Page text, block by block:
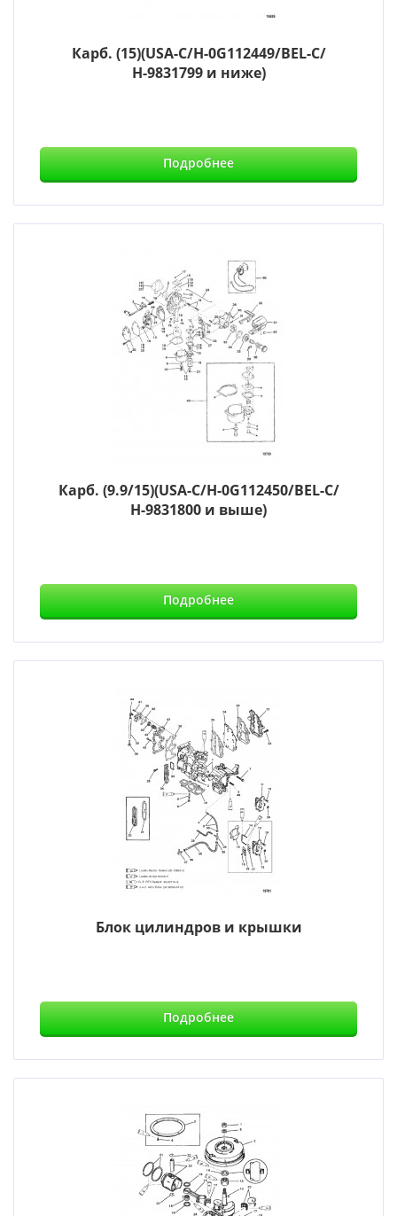
Карб. (15)(USA-С/Н-0G112449/BEL-С/
Н-9831799 и ниже)
Подробнее
Карб. (9.9/15)(USA-С/Н-0G112450/BEL-С/
Н-9831800 и выше)
Подробнее
Блок цилиндров и крышки
Подробнее